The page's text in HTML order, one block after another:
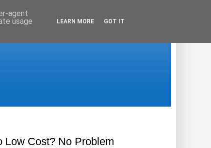
Low Cost? No Problem
agent
usage
LEARN MORE GOT IT